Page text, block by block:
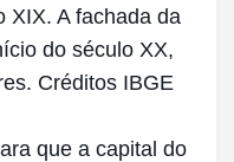
XIX. A fachada da
do século XX,
Créditos IBGE
que a capital do